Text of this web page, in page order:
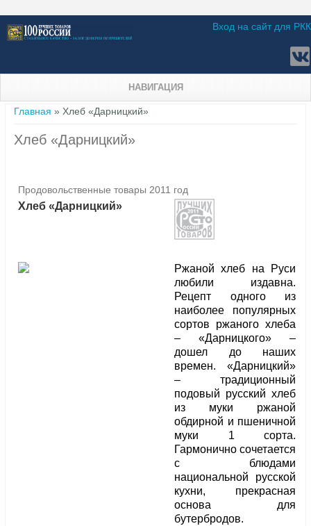
Вход на сайт для РКК
НАВИГАЦИЯ
Вы здесь
Главная » Хлеб «Дарницкий»
Хлеб «Дарницкий»
Продовольственные товары 2011 год
Хлеб «Дарницкий»
Ржаной хлеб на Руси
любили издавна.
Рецепт одного из
наиболее популярных
сортов ржаного хлеба
– «Дарницкого» –
дошел до наших
времен. «Дарницкий»
– традиционный
подовый русский хлеб
из муки ржаной
обдирной и пшеничной
муки 1 сорта.
Гармонично сочетается
с блюдами
национальной русской
кухни, прекрасная
основа для
бутербродов.